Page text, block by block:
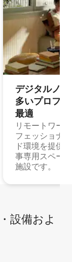
デジタルノ
多⁠いプ⁠ロ⁠フ⁠
最⁠適
リモートワー
フェッショナ
ド環境を提供
事専用スペー
施設です。
設⁠備⁠およ